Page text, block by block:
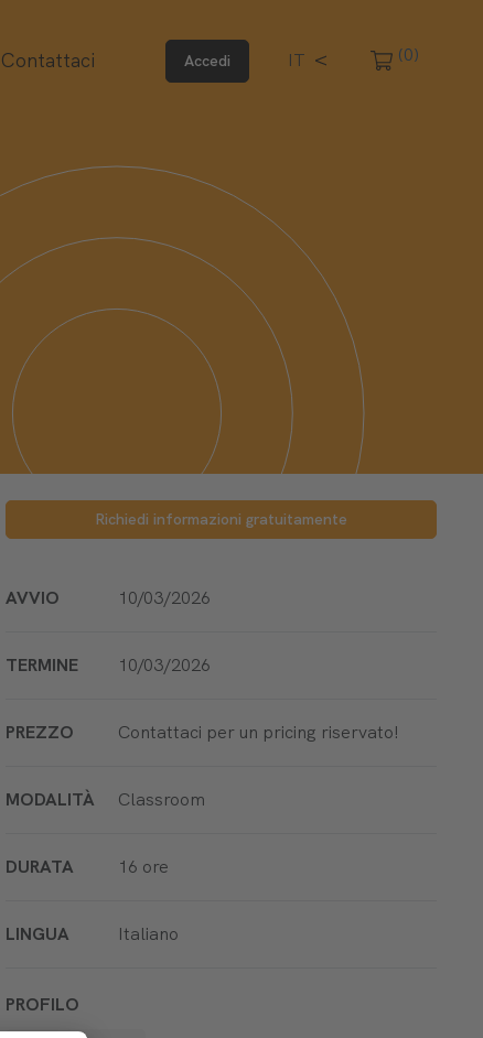
Contattaci Accedi IT (0)
Richiedi informazioni gratuitamente
AVVIO 10/03/2026
TERMINE 10/03/2026
PREZZO Contattaci per un pricing riservato!
MODALITÀ Classroom
DURATA 16 ore
LINGUA Italiano
PROFILO